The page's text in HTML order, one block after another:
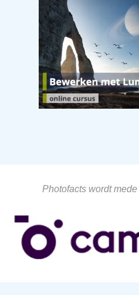
Photofacts wordt